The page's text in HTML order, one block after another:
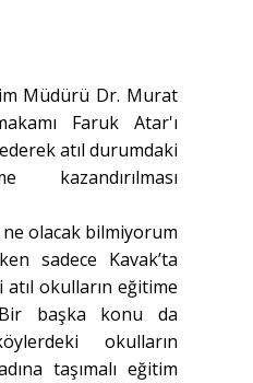
Müdürü Dr. Murat
Faruk Atar'ı
atıl durumdaki
kazandırılması
olacak bilmiyorum
sadece Kavak’ta
okulların eğitime
Bir başka konu da
okulların
taşımalı eğitim